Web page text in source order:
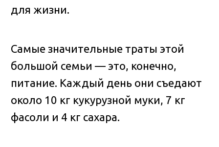
для жизни.
Самые значительные траты этой
большой семьи — это, конечно,
питание. Каждый день они съедают
около 10 кг кукурузной муки, 7 кг
фасоли и 4 кг сахара.